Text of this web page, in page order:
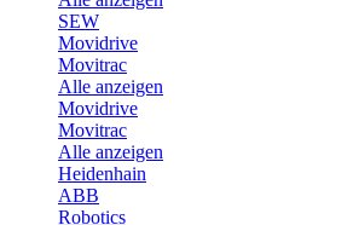
SEW
Movidrive
Movitrac
Alle anzeigen
Movidrive
Movitrac
Alle anzeigen
Heidenhain
ABB
Robotics